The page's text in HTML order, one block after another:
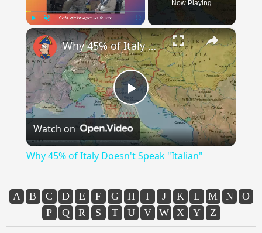
Play Unmute Fullscreen
Now Playing
×
Play
Video
Why 45% of Italy Doesn't Speak "Italian"
Watch on
Why 45% of Italy Doesn't Speak "Italian"
A B C D E F G H I J K L M N
O
P
Q R S T U V W X Y Z